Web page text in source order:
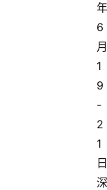
年
6
月
1
9
-
2
1
日
深